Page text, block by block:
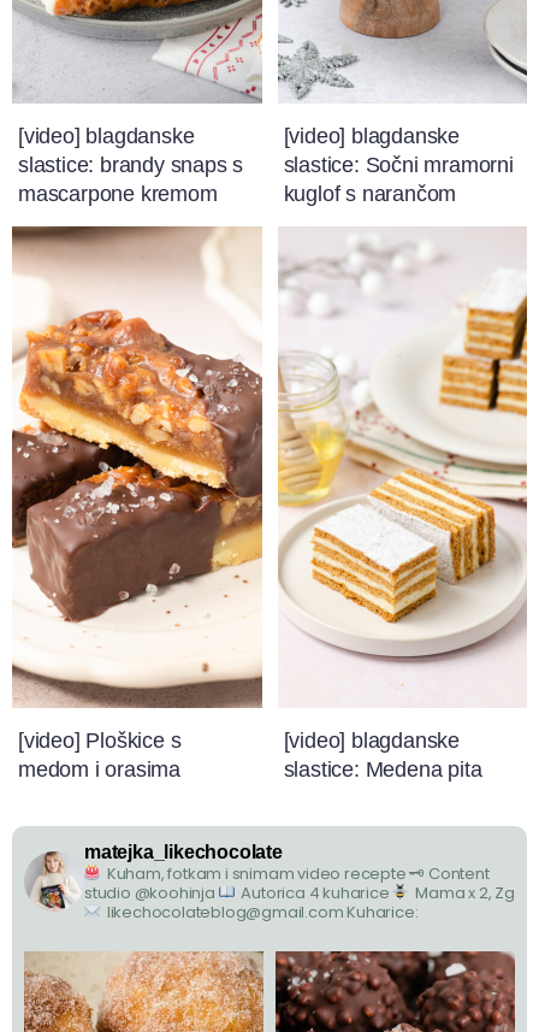
[video] blagdanske
slastice: brandy snaps s
mascarpone kremom
[video] blagdanske
slastice: Sočni mramorni
kuglof s narančom
[video] Ploškice s
medom i orasima
[video] blagdanske
slastice: Medena pita
matejka_likechocolate
Kuham, fotkam i snimam video recepte🗝 Content
studio @koohinja
Autorica 4 kuharice
Mama x 2, Zg
likechocolateblog@gmail.com Kuharice: